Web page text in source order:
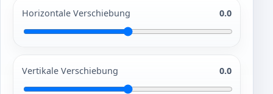
Horizontale Verschiebung 0.0
Vertikale Verschiebung 0.0